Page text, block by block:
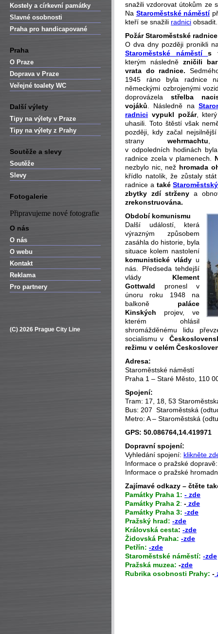
Kostely a církevní památky
Slavné osobnosti
Praha pro handicapované
Praha
O Praze
Doprava v Praze
Veřejné toalety WC
Další výlety
Tipy na výlety v Praze
Tipy na výlety z Prahy
Soutěže a slevy
Soutěže
Slevy
Fotogalerie
Připravujeme nové fotografie
O nás
O nás
O webu
Kontakt
Reklama
Pro partnery
(C) 2026 Prague City Line
snažili vzdorovat útokům ze
Na Staroměstské náměstí
kteří se snažili radnici obsadit.
Požár Staroměstské radnice
O dva dny později pronikli
Staroměstské náměstís
kterým následně zničili
vrata do radnice.
1945 ráno byla radnice
německými ozbrojenými
doprovázela střelba
vojáků . Následně na
radnici vypukl požár,
uhasili. Toto štěstí však
později, kdy začal
strany wehrmachtu
v odpoledních hodinách
radnice zcela v plamenech.
nezbylo nic, než hromada
křídlo natolik, že zůstaly
radnice a také
zbytky zdí strženy a
zrekonstruována.
Období komunismu
Další událostí, která
výrazným způsobem
zasáhla do historie, byla
situace kolem nastolení
komunistické vlády u
nás. Předseda tehdejší
vlády Klement
Gottwald pronesl v
únoru roku 1948 na
balkoně paláce
Kinských projev, ve
kterém ohlásil
shromážděnému lidu
socialismu v
režimu v celém
Adresa:
Staroměstské náměstí
Praha 1 – Staré Město, 110
Spojení:
Tram: 17, 18, 53
Bus: 207 Staroměstská
Metro: A – Staroměstská
GPS: 50.086764,14.419971
Dopravní spojení:
Vyhledání spojení: klikněte
Informace o pražské
Informace o pražské
Zajímavé odkazy – čtěte
Památky Praha 1: - zde
Památky Praha 2: - zde
Památky Praha 3: -zde
Pražský hrad: -zde
Královská cesta: -zde
Židovská Praha: -zde
Petřín: -zde
Staroměstské náměstí: -zde
Pražská muzea: -zde
Rubrika osobnosti Prahy: -